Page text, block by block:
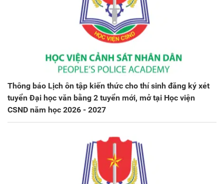
Thông báo Lịch ôn tập kiến thức cho thí sinh đăng ký xét
tuyển Đại học văn bằng 2 tuyển mới, mở tại Học viện
CSND năm học 2026 - 2027